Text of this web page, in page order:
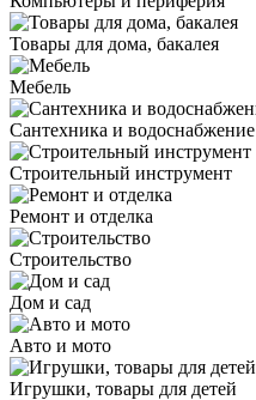
Товары для дома, бакалея
Мебель
Сантехника и водоснабжение
Строительный инструмент
Ремонт и отделка
Строительство
Дом и сад
Авто и мото
Игрушки, товары для детей